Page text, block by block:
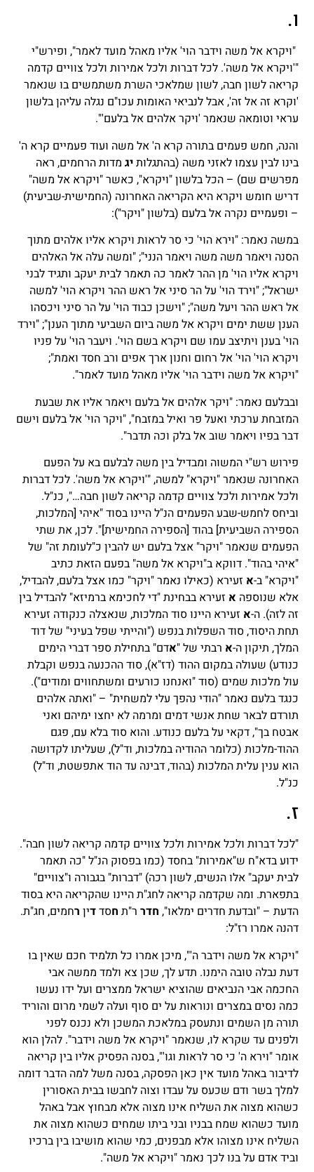
ו.
"ויקרא אל משה וידבר הוי' אליו מאהל מועד לאמר", ופירש"י
"'ויקרא אל משה'. לכל דברות ולכל אמירות ולכל צוויים קדמה
קריאה לשון חבה, לשון שמלאכי השרת משתמשים בו שנאמר
'וקרא זה אל זה', אבל לנביאי האומות עכו"ם נגלה עליהן בלשון
עראי וטומאה שנאמר 'ויקר אלהים אל בלעם'".
והנה, חמש פעמים בתורה קרא ה' אל משה ועוד פעמיים קרא ה'
בינו לבין עצמו לאזני משה (בהתגלותיג מדות הרחמים, ראה
מפרשים שם) – הכל בלשון "ויקרא", כאשר "ויקרא אל משה"
דריש חומש ויקרא היא הקריאה האחרונה (החמישית-שביעית)
– ופעמיים נקרה אל בלעם (בלשון "ויקר"):
במשה נאמר: "וירא הוי' כי סר לראות ויקרא אליו אלהים מתוך
הסנה ויאמר משה משה ויאמר הנני"; "ומשה עלה אל האלהים
ויקרא אליו הוי' מן ההר לאמר כה תאמר לבית יעקב ותגיד לבני
ישראל"; "וירד הוי' על הר סיני אל ראש ההר ויקרא הוי' למשה
אל ראש ההר ויעל משה"; "וישכן כבוד הוי' על הר סיני ויכסהו
הענן ששת ימים ויקרא אל משה ביום השביעי מתוך הענן"; "וירד
הוי' בענן ויתיצב עמו שם ויקרא בשם הוי'. ויעבר הוי' על פניו
ויקרא הוי' הוי' אל רחום וחנון ארך אפים ורב חסד ואמת";
"ויקרא אל משה וידבר הוי' אליו מאהל מועד לאמר".
ובבלעם נאמר: "ויקר אלהים אל בלעם ויאמר אליו את שבעת
המזבחת ערכתי ואעל פר ואיל במזבח", "ויקר הוי' אל בלעם וישם
דבר בפיו ויאמר שוב אל בלק וכה תדבר".
פירוש רש"י המשוה ומבדיל בין משה לבלעם בא על הפעם
האחרונה שנאמר "ויקרא" למשה, "'ויקרא אל משה'. לכל דברות
ולכל אמירות ולכל צוויים קדמה קריאה לשון חבה…", כנ"ל.
וביחס לחמש-שבע הפעמים הנ"ל היינו בסוד "איהי [המלכות,
הספירה השביעית] בהוד [הספירה החמישית]". לכן, את שתי
הפעמים שנאמר "ויקר" אצל בלעם יש להבין כ"לעומת זה" של
"איהי בהוד". דווקא ב"ויקרא אל משה" בפעם הזאת כתיב
"ויקרא" ב-א זעירא (כאילו נאמר "ויקר" כמו אצל בלעם, להבדיל,
אלא שנוספה א זעירא בבחינת "די לחכימא ברמיזא" להבדיל בין
זה לזה). ה-א זעירא היינו סוד המלכות, שנאצלה כנקודה זעירא
תחת היסוד, סוד השפלות בנפש ("והייתי שפל בעיני" של דוד
המלך, תיקון ה-א רבתי של "אדם" בתחילת ספר דברי הימים
כנודע) שעולה במקום ההוד (דז"א), סוד ההכנעה בנפש וקבלת
עול מלכות שמים (סוד "ואנחנו כורעים ומשתחווים ומודים").
כנגד בלעם נאמר "הודי נהפך עלי למשחית" – "ואתה אלהים
תורדם לבאר שחת אנשי דמים ומרמה לא יחצו ימיהם ואני
אבטח בך", דקאי על בלעם כנודע. והוא סוד בלא עם, פגם
ההוד-מלכות (כלומר ההודיה במלכות, וד"ל), שעליתו לקדושה
הוא ענין עלית המלכות (בהוד, דבינה עד הוד אתפשטת, וד"ל)
כנ"ל.
ז.
"לכל דברות ולכל אמירות ולכל צוויים קדמה קריאה לשון חבה".
ידוע בדא"ח ש"אמירות" בחסד (כמו בפסוק הנ"ל "כה תאמר
לבית יעקב" אלו הנשים, לשון רכה) "דברות" בגבורה ו"צוויים"
בתפארת. ומה שקדמה קריאה לחג"ת היינו שהקריאה היא בסוד
הדעת – "ובדעת חדרים ימלאו", חדר ר"ת חסדדין רחמים, חג"ת.
דהנה אמרו רז"ל:
"ויקרא אל משה וידבר ה'", מיכן אמרו כל תלמיד חכם שאין בו
דעת נבלה טובה הימנו. תדע לך, שכן צא ולמד ממשה אבי
החכמה אבי הנביאים שהוציא ישראל ממצרים ועל ידו נעשו
כמה נסים במצרים ונוראות על ים סוף ועלה לשמי מרום והוריד
תורה מן השמים ונתעסק במלאכת המשכן ולא נכנס לפני
ולפנים עד שקרא לו, שנאמר "ויקרא אל משה וידבר". להלן הוא
אומר "וירא ה' כי סר לראות וגו'", בסנה הפסיק אליו בין קריאה
לדיבור באהל מועד אין כאן הפסקה, בסנה משל למה הדבר דומה
למלך בשר ודם שכעס על עבדו וצוה לחבשו בבית האסורין
כשהוא מצוה את השליח אינו מצוה אלא מבחוץ אבל באהל
מועד כשהוא שמח בבניו ובני ביתו שמחים כשהוא מצוה את
השליח אינו מצוהו אלא מבפנים, כמי שהוא מושיבו בין ברכיו
וביד אדם על בנו לכך נאמר "ויקרא אל משה".